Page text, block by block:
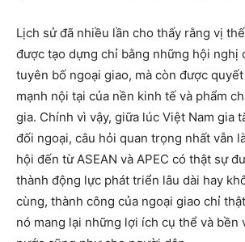
Lịch sử đã nhiều lần cho thấy rằng vị
được tạo dựng chỉ bằng những hội nghị
tuyên bố ngoại giao, mà còn được
mạnh nội tại của nền kinh tế và phẩm
gia. Chính vì vậy, giữa lúc Việt Nam gia
đối ngoại, câu hỏi quan trọng nhất vẫn
hội đến từ ASEAN và APEC có thật sự
thành động lực phát triển lâu dài hay
cùng, thành công của ngoại giao chỉ
nó mang lại những lợi ích cụ thể và bền